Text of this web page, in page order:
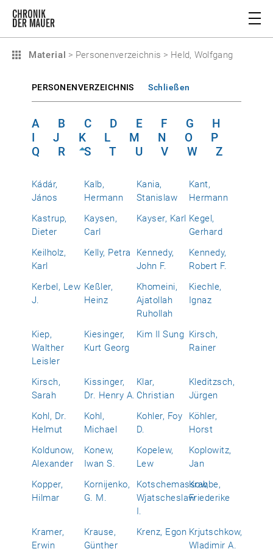
Material > Personenverzeichnis > Held, Wolfgang
PERSONENVERZEICHNIS Schließen
A B C D E F G
H
I
J K L M N O
P
Q
R S T U V W Z
Kádár,
János
Kalb,
Hermann
Kania,
Stanislaw
Kant,
Hermann
Kastrup,
Dieter
Kaysen,
Carl
Kayser, Karl Kegel,
Gerhard
Keilholz,
Karl
Kelly, Petra
Kennedy,
John F.
Kennedy,
Robert F.
Kerbel, Lew
J.
Keßler,
Heinz
Khomeini,
Ajatollah
Ruhollah
Kiechle,
Ignaz
Kiep,
Walther
Leisler
Kiesinger,
Kurt Georg
Kim Il Sung Kirsch,
Rainer
Kirsch,
Sarah
Kissinger,
Dr. Henry A.
Klar,
Christian
Kleditzsch,
Jürgen
Kohl, Dr.
Helmut
Kohl,
Michael
Kohler, Foy
D.
Köhler,
Horst
Koldunow,
Alexander
Konew,
Iwan S.
Kopelew,
Lew
Koplowitz,
Jan
Kopper,
Hilmar
Kornijenko,
G. M.
Kotschemassow,
Wjatscheslaw
I.
Krabbe,
Friederike
Kramer,
Erwin
Krause,
Günther
Krenz, Egon Krjutschkow,
Wladimir A.